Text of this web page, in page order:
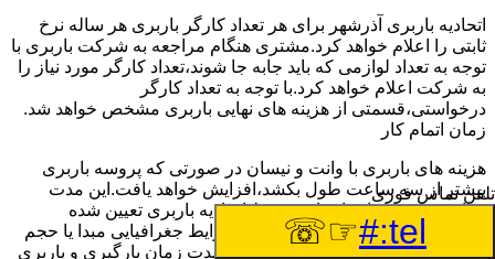
اتحادیه باربری آذرشهر برای هر تعداد کارگر باربری هر ساله نرخ
ثابتی را اعلام خواهد کرد.مشتری هنگام مراجعه به شرکت باربری با
توجه به تعداد لوازمی که باید جابه جا شوند،تعداد کارگر مورد نیاز را
به شرکت اعلام خواهد کرد.با توجه به تعداد کارگر
درخواستی،قسمتی از هزینه های نهایی باربری مشخص خواهد شد.
زمان اتمام کار
هزینه های باربری با وانت و نیسان در صورتی که پروسه باربری
بیشتر از سه ساعت طول بکشد،افزایش خواهد یافت.این مدت
زمان به صورت استادندارد توسط اتحادیه باربری تعیین شده
است.عواملی مثل آب وهوا،ترافیک،شرایط جغرافیایی مبدا یا حجم
زیاد لوازم ممکن است باعث افزایش مدت زمان بارگیری و باربری
تلفن تماس فوری
tel:#
☞☏